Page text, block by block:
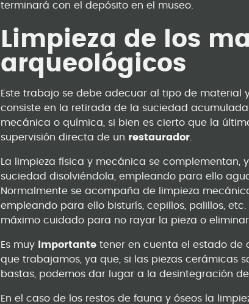
terminará con el depósito en el museo.
Limpieza de los
arqueológicos
Este trabajo se debe adecuar al tipo de material
consiste en la retirada de la suciedad acumulada
mecánica o química, si bien es cierto que la
supervisión directa de un restaurador
La limpieza física y mecánica se
suciedad disolviéndola, empleando para ello
Normalmente se acompaña de limpieza
empleando para ello bisturís, cepillos, palillos,
máximo cuidado para no rayar la pieza o
Es muy importante tener en cuenta el estado de
que trabajamos, ya que, si las piezas cerámicas
bastas, podemos dar lugar a la desintegración de
En el caso de los restos de fauna y óseos la